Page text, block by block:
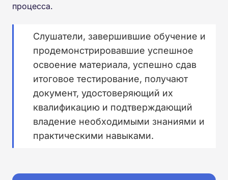
процесса.
Слушатели, завершившие обучение и
продемонстрировавшие успешное
освоение материала, успешно сдав
итоговое тестирование, получают
документ, удостоверяющий их
квалификацию и подтверждающий
владение необходимыми знаниями и
практическими навыками.